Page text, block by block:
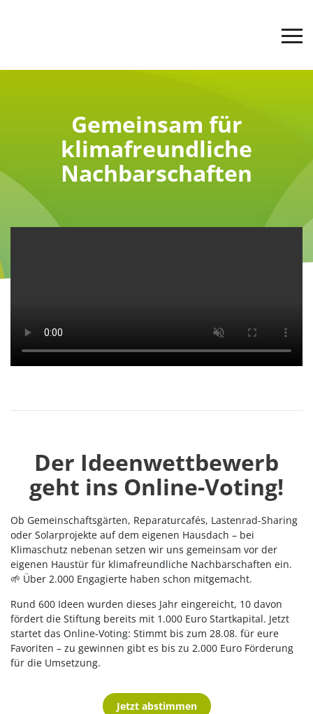
Gemeinsam für
klimafreundliche
Nachbarschaften
Der Ideenwettbewerb
geht ins Online-Voting!
Ob Gemeinschaftsgärten, Reparaturcafés, Lastenrad-Sharing
oder Solarprojekte auf dem eigenen Hausdach – bei
Klimaschutz nebenan setzen wir uns gemeinsam vor der
eigenen Haustür für klimafreundliche Nachbarschaften ein.
🌱 Über 2.000 Engagierte haben schon mitgemacht.
Rund 600 Ideen wurden dieses Jahr eingereicht, 10 davon
fördert die Stiftung bereits mit 1.000 Euro Startkapital. Jetzt
startet das Online-Voting: Stimmt bis zum 28.08. für eure
Favoriten – zu gewinnen gibt es bis zu 2.000 Euro Förderung
für die Umsetzung.
Jetzt abstimmen
Der Ideenwettbewerb
Werde aktiv
Tipps & Infos